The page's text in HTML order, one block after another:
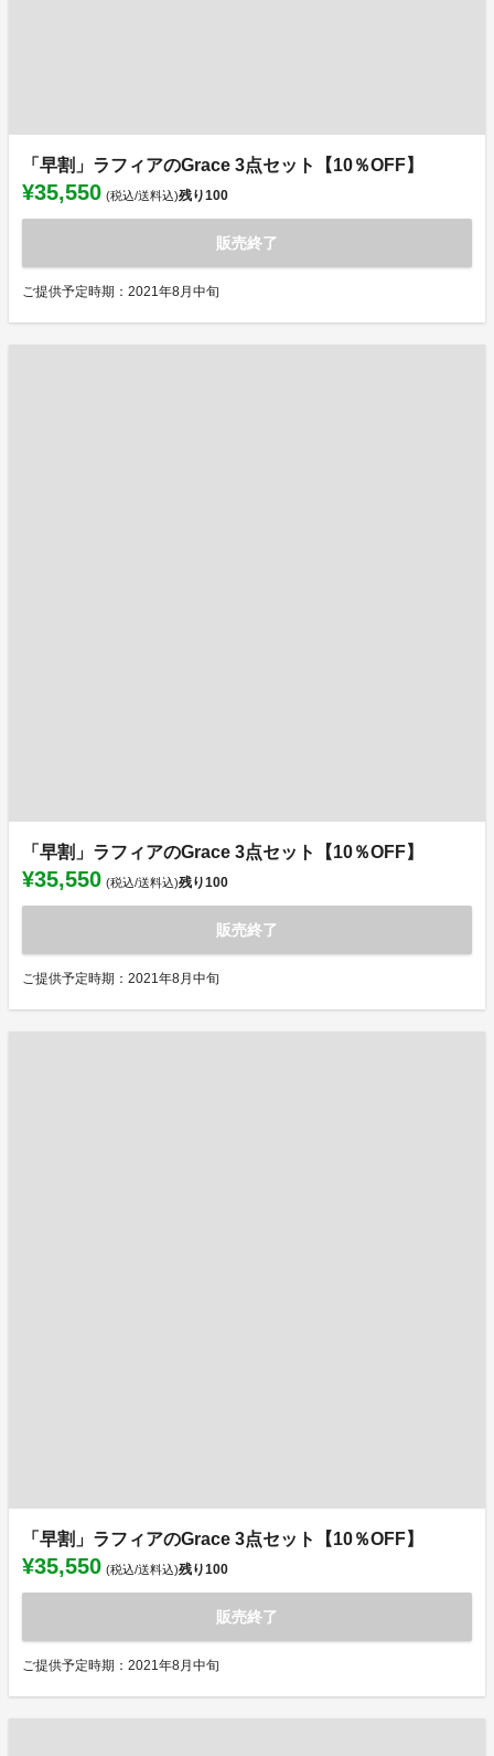
「早割」ラフィアのGrace 3点セット【10％OFF】
¥35,550 (税込/送料込)残り100
販売終了
ご提供予定時期：2021年8月中旬
「早割」ラフィアのGrace 3点セット【10％OFF】
¥35,550 (税込/送料込)残り100
販売終了
ご提供予定時期：2021年8月中旬
「早割」ラフィアのGrace 3点セット【10％OFF】
¥35,550 (税込/送料込)残り100
販売終了
ご提供予定時期：2021年8月中旬